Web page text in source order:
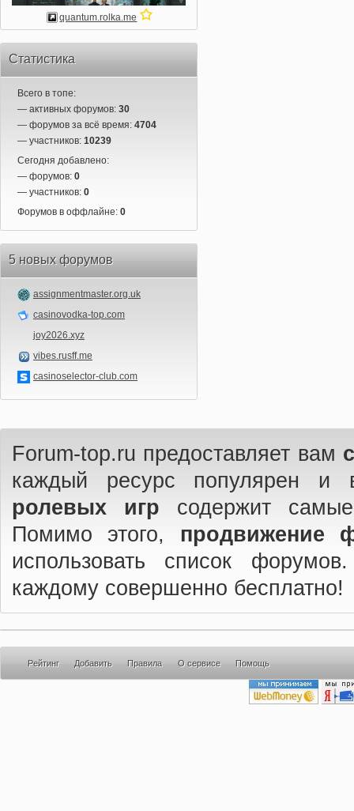
quantum.rolka.me
Статистика
Всего в топе:
— активных форумов: 30
— форумов за всё время: 4704
— участников: 10239
Сегодня добавлено:
— форумов: 0
— участников: 0
Форумов в оффлайне: 0
5 новых форумов
assignmentmaster.org.uk
casinovodka-top.com
joy2026.xyz
vibes.rusff.me
casinoselector-club.com
Forum-top.ru предоставляет вам
каждый ресурс популярен
ролевых игр содержит
Помимо этого, продвижение
использовать список
каждому совершенно бесплатно!
Рейтинг Добавить Правила О сервисе Помощь